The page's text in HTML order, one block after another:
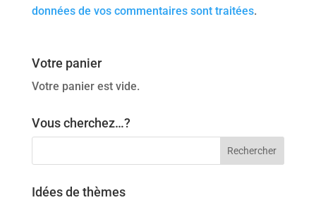
données de vos commentaires sont traitées.
Votre panier
Votre panier est vide.
Vous cherchez…?
Idées de thèmes